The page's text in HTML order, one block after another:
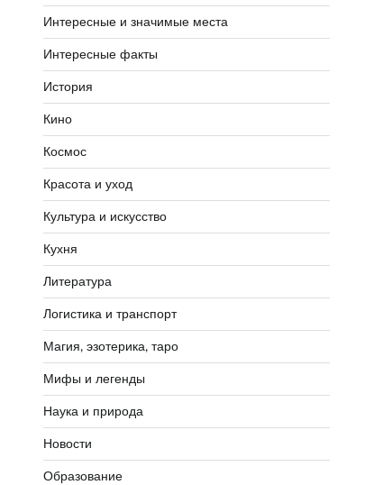
Интересные и значимые места
Интересные факты
История
Кино
Космос
Красота и уход
Культура и искусство
Кухня
Литература
Логистика и транспорт
Магия, эзотерика, таро
Мифы и легенды
Наука и природа
Новости
Образование